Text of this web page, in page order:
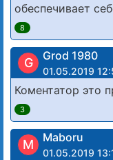
обеспечивает
8
G Grod 1980
01.05.2019
Коментатор это
3
M Maboru
01.05.2019